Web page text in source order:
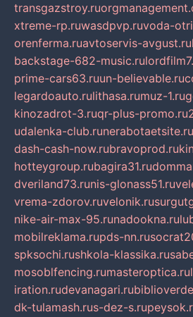
transgazstroy.ru
xtreme-rp.ruwasdpvp.ruvoda-
orenferma.ruavtoservis-avgust.ru
backstage-682-music.ru
prime-cars63.ruun-believable.ru
legardoauto.rulithasa.rumuz-1.ru
kinozadrot-3.ruqr-plus-promo.ru
udalenka-club.runerabotaetsite.ru
dash-cash-now.rubravoprod.ru
hotteygroup.rubagira31.ru
dveriland73.runis-glonass51.ru
vrema-zdorov.ruvelonik.ru
nike-air-max-95.runadookna.ru
mobilreklama.rupds-nn.ru
spksochi.rushkola-klassika.ru
mosoblfencing.rumasteroptica.ru
iration.rudevanagari.ru
dk-tulamash.rus-dez-s.ru